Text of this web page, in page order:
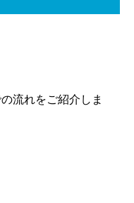
流れをご紹介しま